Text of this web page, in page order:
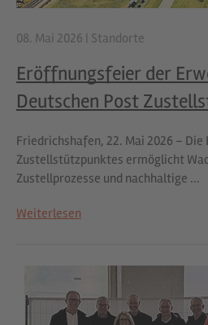
08. Mai 2026 Standorte
Eröffnungsfeier der
Deutschen Post
Friedrichshafen, 22. Mai 2026 –
Zustellstützpunktes ermöglicht
Zustellprozesse und nachhaltige ...
Weiterlesen